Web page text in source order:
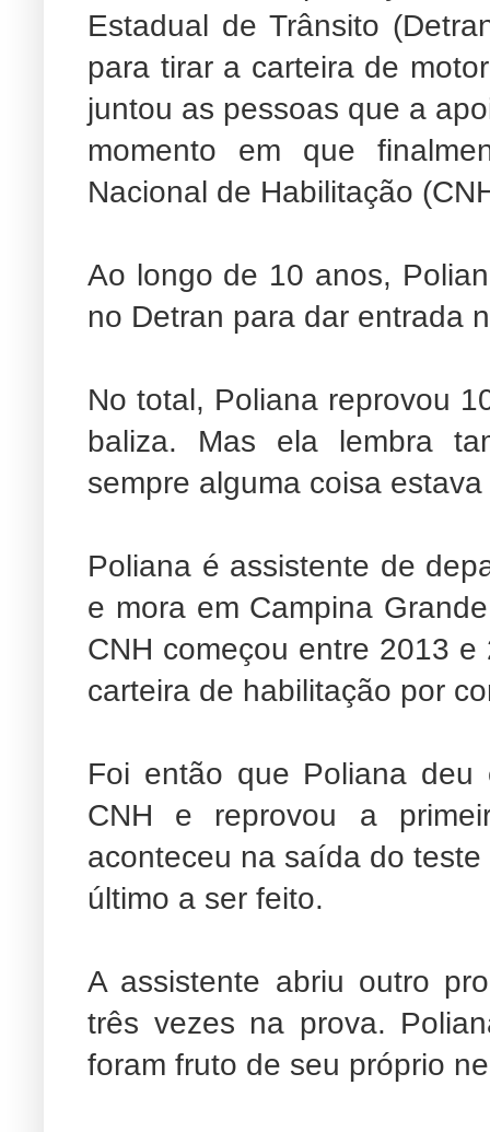
Estadual de Trânsito
para tirar a carteira de
juntou as pessoas que a
momento em que
Nacional de Habilitação
Ao longo de 10 anos,
no Detran para dar entrada
No total, Poliana reprovou
baliza. Mas ela lembra
sempre alguma coisa
Poliana é assistente de
e mora em Campina
CNH começou entre 2013
carteira de habilitação por
Foi então que Poliana
CNH e reprovou a
aconteceu na saída do
último a ser feito.
A assistente abriu outro
três vezes na prova.
foram fruto de seu próprio